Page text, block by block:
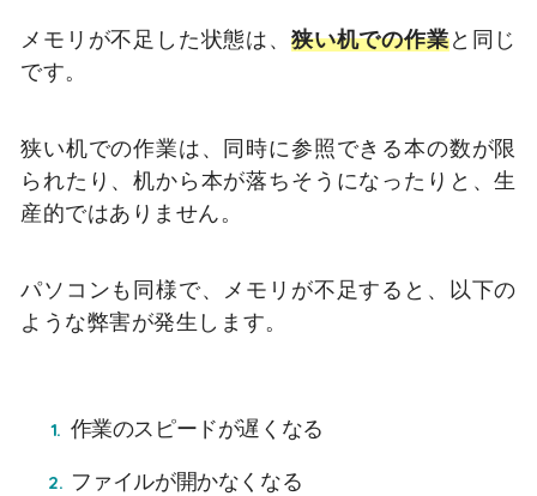
メモリが不足した状態は、 狭い机での作業と同じ
です。
狭い机での作業は、同時に参照できる本の数が限
られたり、机から本が落ちそうになったりと、生
産的ではありません。
パソコンも同様で、メモリが不足すると、以下の
ような弊害が発生します。
作業のスピードが遅くなる
ファイルが開かなくなる